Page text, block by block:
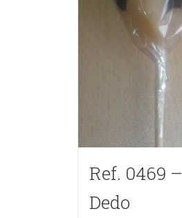
Ref. 0469 –
Dedo